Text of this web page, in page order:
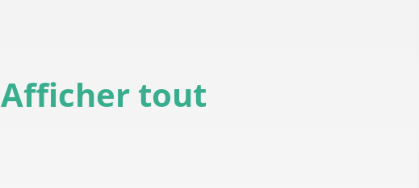
Afficher tout